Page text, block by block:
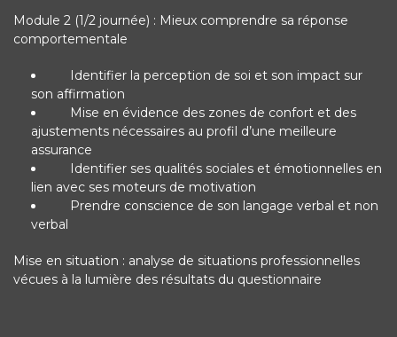
Module 2 (1/2 journée) : Mieux comprendre sa réponse
comportementale
Identifier la perception de soi et son impact sur
son affirmation
Mise en évidence des zones de confort et des
ajustements nécessaires au profil d’une meilleure
assurance
Identifier ses qualités sociales et émotionnelles en
lien avec ses moteurs de motivation
Prendre conscience de son langage verbal et non
verbal
Mise en situation : analyse de situations professionnelles
vécues à la lumière des résultats du questionnaire